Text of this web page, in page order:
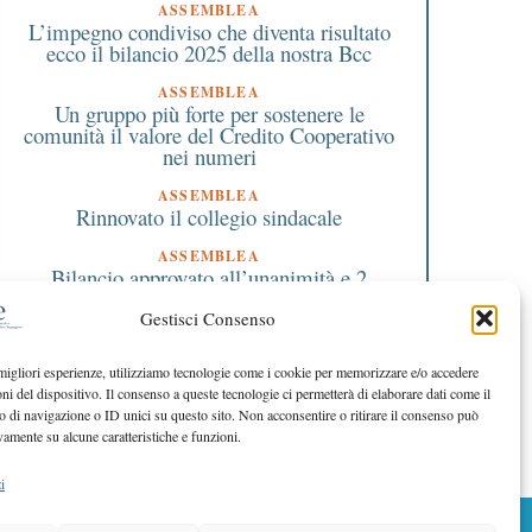
Gestisci Consenso
esperienze, utilizziamo tecnologie come i cookie per memorizzare e/o accedere
del dispositivo. Il consenso a queste tecnologie ci permetterà di elaborare dati come il
di navigazione o ID unici su questo sito. Non acconsentire o ritirare il consenso può
su alcune caratteristiche e funzioni.
ASSEMBLEA
L’impegno condiviso che diventa risultato
ecco il bilancio 2025 della nostra Bcc
ASSEMBLEA
Un gruppo più forte per sostenere le
comunità il valore del Credito Cooperativo
nei numeri
ASSEMBLEA
Rinnovato il collegio sindacale
ASSEMBLEA
Bilancio approvato all’unanimità e 2
EDITORIALE PRESIDENTE
Costruire futuro insieme